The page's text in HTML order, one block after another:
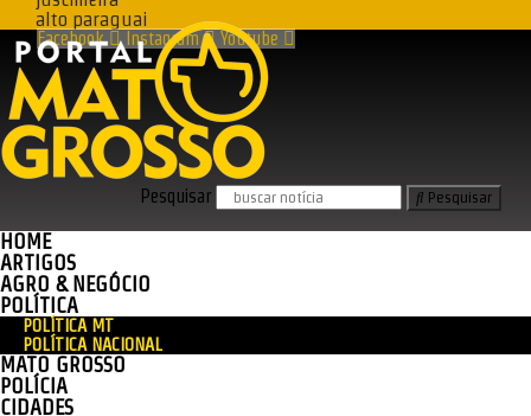
alto paraguai
Facebook Instagram Youtube
Pesquisar Pesquisar
HOME
ARTIGOS
AGRO & NEGÓCIO
POLÍTICA
POLÍTICA MT
POLÍTICA NACIONAL
MATO GROSSO
POLÍCIA
CIDADES